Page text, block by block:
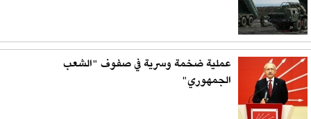
عملية ضخمة وسرية في صفوف "الشعب
الجمهوري"